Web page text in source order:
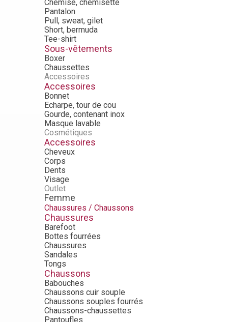
Chemise, chemisette
Pantalon
Pull, sweat, gilet
Short, bermuda
Tee-shirt
Sous-vêtements
Boxer
Chaussettes
Accessoires
Accessoires
Bonnet
Echarpe, tour de cou
Gourde, contenant inox
Masque lavable
Cosmétiques
Accessoires
Cheveux
Corps
Dents
Visage
Outlet
Femme
Chaussures / Chaussons
Chaussures
Barefoot
Bottes fourrées
Chaussures
Sandales
Tongs
Chaussons
Babouches
Chaussons cuir souple
Chaussons souples fourrés
Chaussons-chaussettes
Pantoufles